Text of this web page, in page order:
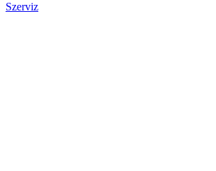
Szerviz